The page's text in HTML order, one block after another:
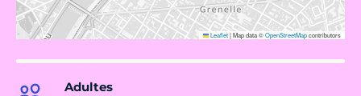
Leaflet|Map data ©OpenStreetMapcontributors
Adultes